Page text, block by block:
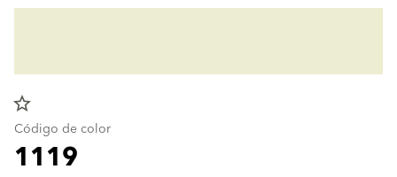
star_border
Código de color
1119